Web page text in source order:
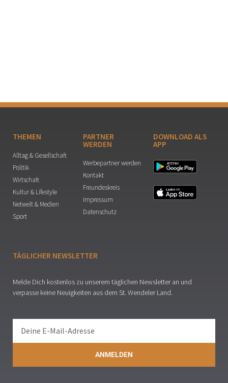
THEMEN
Alltag & Gesellschaft
Politik
Wirtschaft
Kultur & Lifestyle
Netwelt & Medien
Sport
PARTNER
WERDEN
Werbepartner werden
Kontakt
Freundeskreis
Impressum
Datenschutz
DOWNLOAD ALS
APP
TÄGLICHER NEWSLETTER
Melde Dich kostenlos zu unserem täglichen Newsletter an und
verpasse keine Neuigkeiten aus dem St. Wendeler Land.
ANMELDEN